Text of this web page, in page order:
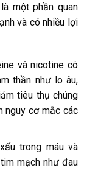
một phần quan
và có nhiều lợi
và nicotine có
thần như lo âu,
tiêu thụ chúng
nguy cơ mắc các
trong máu và
mạch như đau